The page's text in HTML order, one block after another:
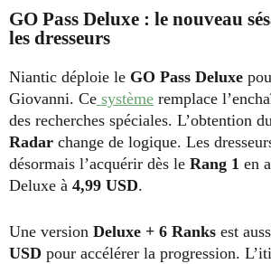
GO Pass Deluxe : le nouveau
les dresseurs
Niantic déploie le GO Pass Deluxe
Giovanni. Ce système remplace
des recherches spéciales. L’obtention
Radar change de logique. Les
désormais l’acquérir dès le Rang 1 en
Deluxe à 4,99 USD.
Une version Deluxe + 6 Ranks est
USD pour accélérer la progression.